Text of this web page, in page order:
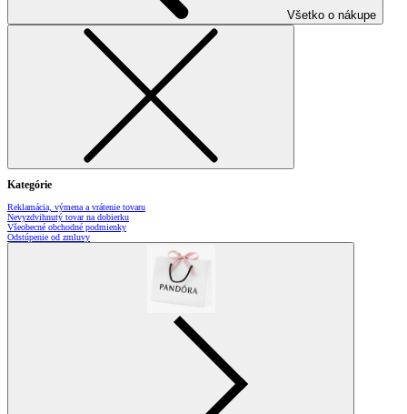
Všetko o nákupe
Kategórie
Reklamácia, výmena a vrátenie tovaru
Nevyzdvihnutý tovar na dobierku
Všeobecné obchodné podmienky
Odstúpenie od zmluvy